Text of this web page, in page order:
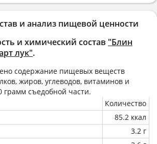
и анализ пищевой ценности
и химический состав "Блин
лук".
содержание пищевых веществ
жиров, углеводов, витаминов и
грамм съедобной части.
Количество
85.2 ккал
3.2 г